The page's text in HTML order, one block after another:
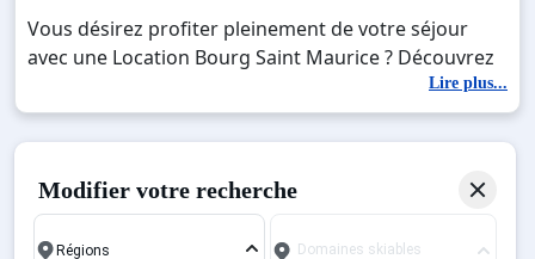
Bons plans
Vous désirez profiter pleinement de votre séjour
avec une Location Bourg Saint Maurice ? Découvrez
nos offres de Location Bourg Saint Maurice pour
skier sans limite à noel, jour de l'an, février. Fermez
les yeux et imaginez… Profitez de votre Location
moderne où vous pourrez mêler les plaisirs de la
Lire plus...
Modifier votre recherche
Domaines skiables